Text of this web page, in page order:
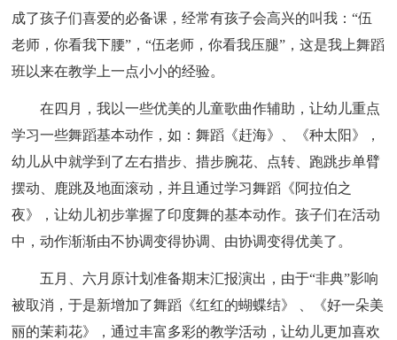
成了孩子们喜爱的必备课，经常有孩子会高兴的叫我：“伍
老师，你看我下腰”，“伍老师，你看我压腿”，这是我上舞蹈
班以来在教学上一点小小的经验。
在四月，我以一些优美的儿童歌曲作辅助，让幼儿重点
学习一些舞蹈基本动作，如：舞蹈《赶海》、《种太阳》，
幼儿从中就学到了左右措步、措步腕花、点转、跑跳步单臂
摆动、鹿跳及地面滚动，并且通过学习舞蹈《阿拉伯之
夜》，让幼儿初步掌握了印度舞的基本动作。孩子们在活动
中，动作渐渐由不协调变得协调、由协调变得优美了。
五月、六月原计划准备期末汇报演出，由于“非典”影响
被取消，于是新增加了舞蹈《红红的蝴蝶结》 、《好一朵美
丽的茉莉花》，通过丰富多彩的教学活动，让幼儿更加喜欢